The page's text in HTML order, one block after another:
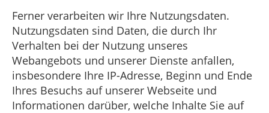
Ferner verarbeiten wir Ihre Nutzungsdaten.
Nutzungsdaten sind Daten, die durch Ihr
Verhalten bei der Nutzung unseres
Webangebots und unserer Dienste anfallen,
insbesondere Ihre IP-Adresse, Beginn und Ende
Ihres Besuchs auf unserer Webseite und
Informationen darüber, welche Inhalte Sie auf